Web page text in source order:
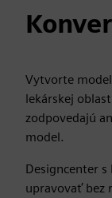
Vytvorte
lekárskej
zodpovedajú
model.
Designcenter
upravovať bez